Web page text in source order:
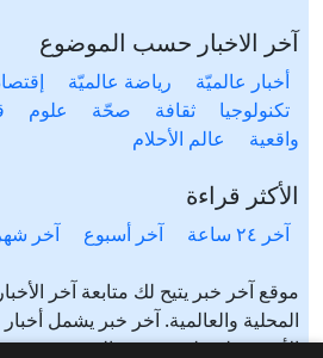
آخر الاخبار حسب الموضوع
أخبار عالميّة رياضة عالميّة
تكنولوجيا
ثقافة صحّة علوم
واقعية
عالم الأحلام
الأكثر قراءة
آخر ٢٤ ساعة آخر أسبوع آخر شهر
موقع آخر خبر يتيح لك متابعة آخر
المحلية والعالمية. آخر خبر يشمل
الأردن، فلسطين، مصر، السعودية،